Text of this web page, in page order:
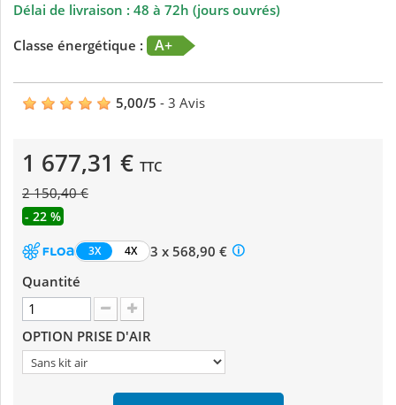
Délai de livraison : 48 à 72h (jours ouvrés)
Classe énergétique :
A+
5,00/5 - 3 Avis
1 677,31 € TTC
2 150,40 €
- 22 %
3X 4X
3 x 568,90 €
Quantité
OPTION PRISE D'AIR